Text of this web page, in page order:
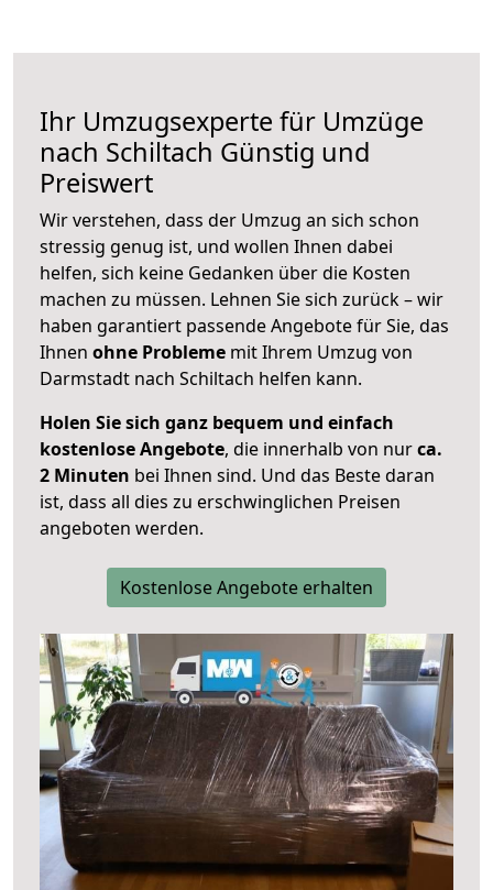
Ihr Umzugsexperte für Umzüge
nach Schiltach Günstig und
Preiswert
Wir verstehen, dass der Umzug an sich schon
stressig genug ist, und wollen Ihnen dabei
helfen, sich keine Gedanken über die Kosten
machen zu müssen. Lehnen Sie sich zurück – wir
haben garantiert passende Angebote für Sie, das
Ihnen ohne Probleme mit Ihrem Umzug von
Darmstadt nach Schiltach helfen kann.
Holen Sie sich ganz bequem und einfach
kostenlose Angebote, die innerhalb von nurca.
2 Minuten bei Ihnen sind. Und das Beste daran
ist, dass all dies zu erschwinglichen Preisen
angeboten werden.
Kostenlose Angebote erhalten